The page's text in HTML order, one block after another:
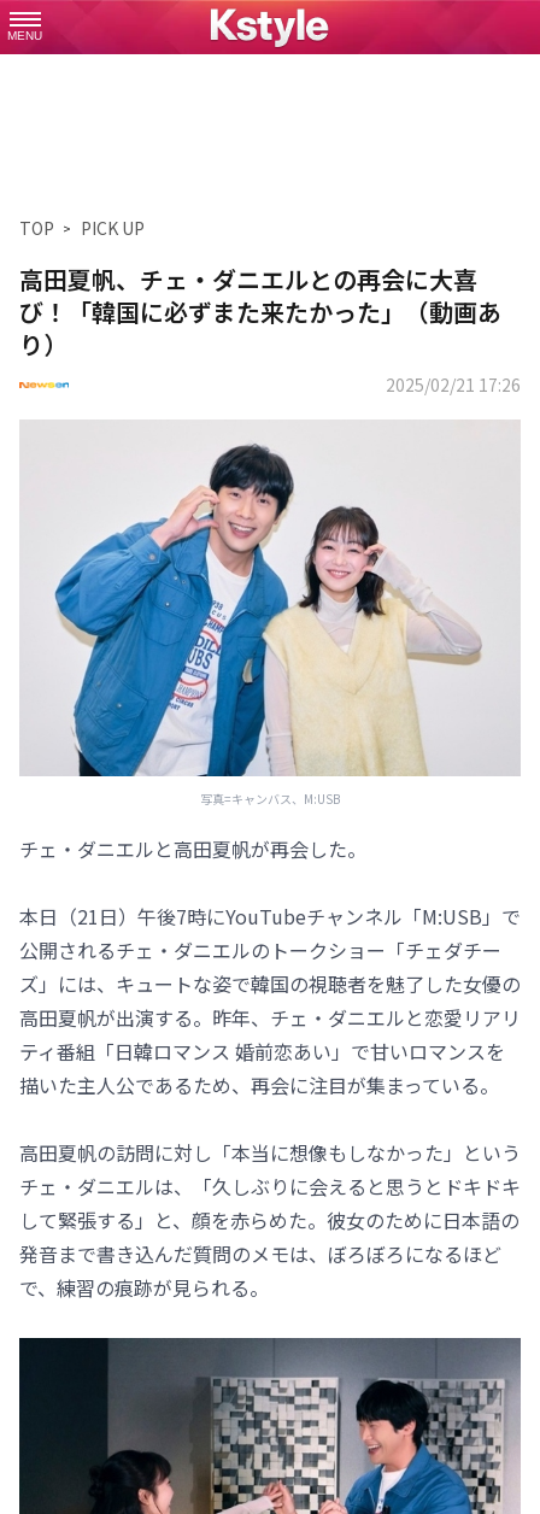
MENU
TOP PICK UP
高田夏帆、チェ・ダニエルとの再会に大喜
び！「韓国に必ずまた来たかった」（動画あ
り）
2025/02/21 17:26
写真=キャンバス、M:USB
チェ・ダニエルと高田夏帆が再会した。
本日（21日）午後7時にYouTubeチャンネル「M:USB」で
公開されるチェ・ダニエルのトークショー「チェダチー
ズ」には、キュートな姿で韓国の視聴者を魅了した女優の
高田夏帆が出演する。昨年、チェ・ダニエルと恋愛リアリ
ティ番組「日韓ロマンス 婚前恋あい」で甘いロマンスを
描いた主人公であるため、再会に注目が集まっている。
高田夏帆の訪問に対し「本当に想像もしなかった」という
チェ・ダニエルは、「久しぶりに会えると思うとドキドキ
して緊張する」と、顔を赤らめた。彼女のために日本語の
発音まで書き込んだ質問のメモは、ぼろぼろになるほど
で、練習の痕跡が見られる。